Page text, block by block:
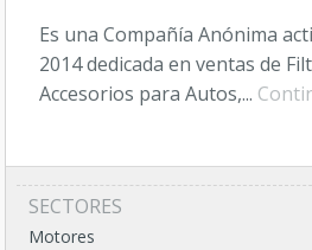
Es una Compañía Anónima
2014 dedicada en ventas de
Accesorios para Autos,...
SECTORES
Motores